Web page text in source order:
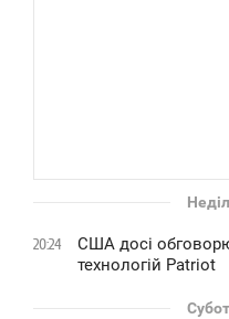
20:24
США досі
технологій Patriot